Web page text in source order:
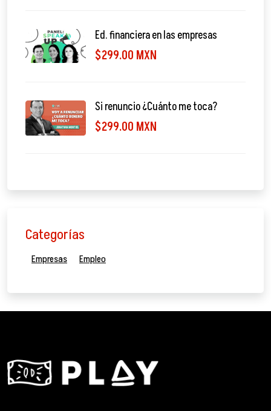
Ed. financiera en las empresas
$299.00 MXN
Si renuncio ¿Cuánto me toca?
$299.00 MXN
Categorías
Empresas Empleo